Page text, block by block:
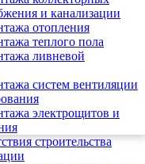
и канализации
отопления
теплого пола
ливневой
систем вентиляции
электрощитов и
строительства